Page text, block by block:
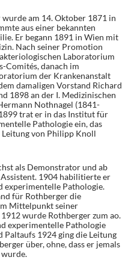
am 14. Oktober 1871 in
aus einer bekannten
Er begann 1891 in Wien mit
Nach seiner Promotion
Laboratorium
Comités, danach im
der Krankenanstalt
damaligen Vorstand Richard
1898 an der I. Medizinischen
Nothnagel (1841-
trat er in das Institut für
Pathologie ein, das
von Philipp Knoll
als Demonstrator und ab
1904 habilitierte er
experimentelle Pathologie.
für Rothberger die
Mittelpunkt seiner
wurde Rothberger zum ao.
experimentelle Pathologie
Paltaufs 1924 ging die Leitung
über, ohne, dass er jemals